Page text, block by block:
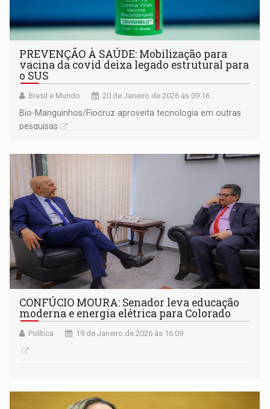
PREVENÇÃO À SAÚDE: Mobilização para
vacina da covid deixa legado estrutural para
o SUS
Brasil e Mundo 20 de Janeiro de 2026 às 09:16
Bio-Manguinhos/Fiocruz aproveita tecnologia em outras
pesquisas
CONFÚCIO MOURA: Senador leva educação
moderna e energia elétrica para Colorado
Política 19 de Janeiro de 2026 às 16:09